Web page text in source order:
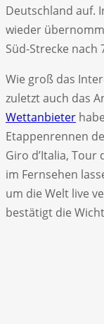
Deutschland auf.
wieder
Süd-Strecke
Wie groß das
zuletzt auch das
Wettanbieter
Etappenrennen
Giro d’Italia, Tour
im Fernsehen
um die Welt live
bestätigt die